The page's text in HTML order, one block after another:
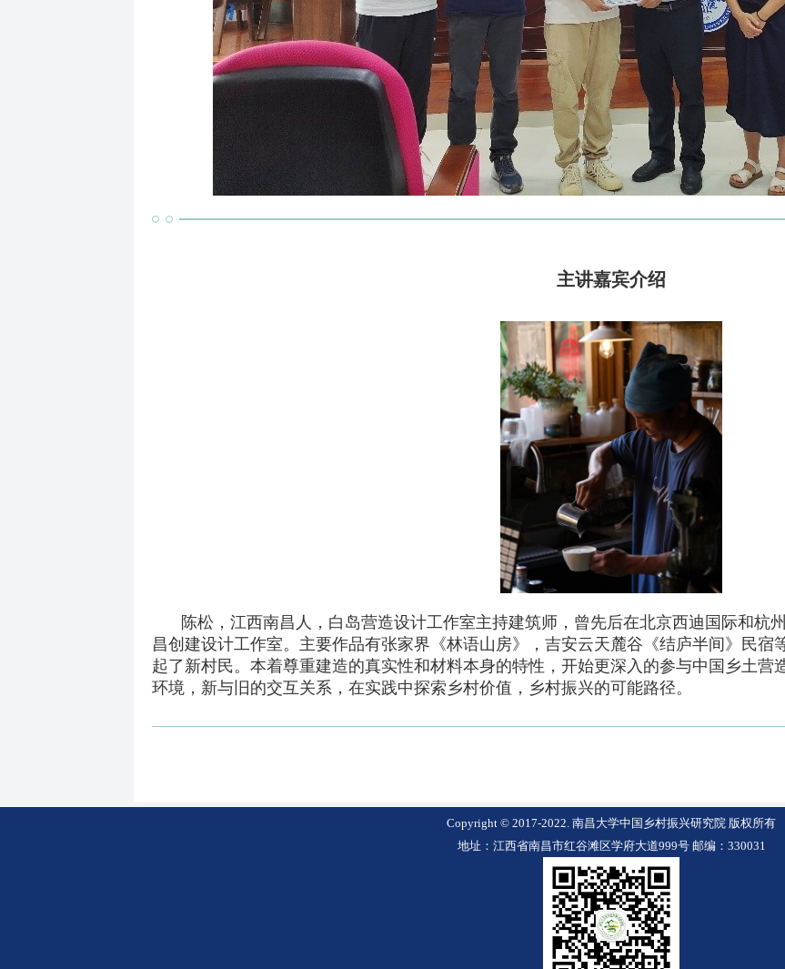
主讲嘉宾介绍
陈松，江西南昌人，白岛营造设计工作室主持建筑师，曾先后在北京西迪国际和杭
昌创建设计工作室。主要作品有张家界《林语山房》，吉安云天麓谷《结庐半间》民宿
起了新村民。本着尊重建造的真实性和材料本身的特性，开始更深入的参与中国乡土营
环境，新与旧的交互关系，在实践中探索乡村价值，乡村振兴的可能路径。
Copyright © 2017-2022. 南昌大学中国乡村振兴研究院 版权所有
地址：江西省南昌市红谷滩区学府大道999号 邮编：330031